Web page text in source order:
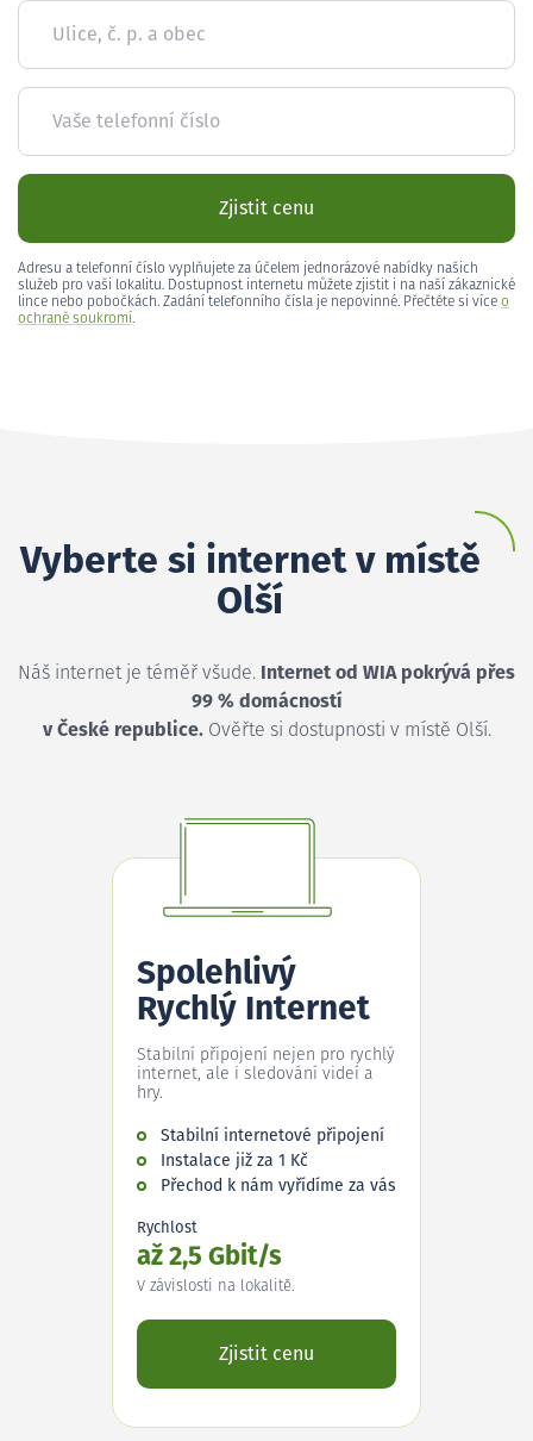
Ulice, č. p. a obec
Vaše telefonní číslo
Zjistit cenu
Adresu a telefonní číslo vyplňujete za účelem jednorázové nabídky našich
služeb pro vaši lokalitu. Dostupnost internetu můžete zjistit i na naší zákaznické
lince nebo pobočkách. Zadání telefonního čísla je nepovinné. Přečtěte si více o
ochraně soukromí.
Vyberte si internet v místě
Olší
Náš internet je téměř všude. Internet od WIA pokrývá přes
99 % domácností
v České republice.Ověřte si dostupnosti v místě Olší.
Spolehlivý
Rychlý Internet
Stabilní připojení nejen pro rychlý
internet, ale i sledování videí a
hry.
Stabilní internetové připojení
Instalace již za 1 Kč
Přechod k nám vyřídíme za vás
Rychlost
až 2,5 Gbit/s
V závislosti na lokalitě.
Zjistit cenu